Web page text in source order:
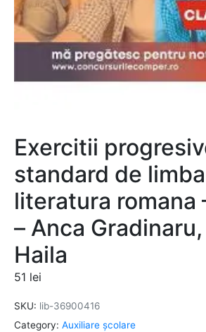
Exercitii
standard de
literatura romana
– Anca
Haila
51 lei
SKU: lib-36900416
Category: Auxiliare şcolare